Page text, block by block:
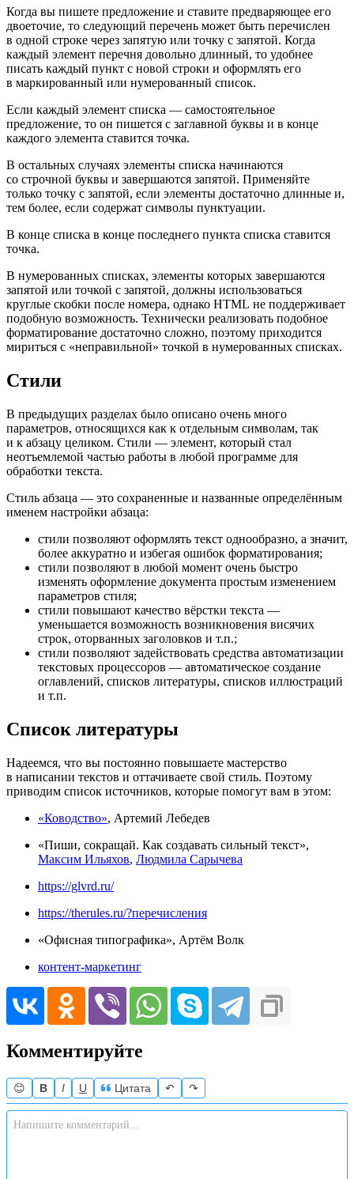
Когда вы пишете предложение и ставите предваряющее его
двоеточие, то следующий перечень может быть перечислен
в одной строке через запятую или точку с запятой. Когда
каждый элемент перечня довольно длинный, то удобнее
писать каждый пункт с новой строки и оформлять его
в маркированный или нумерованный список.
Если каждый элемент списка — самостоятельное
предложение, то он пишется с заглавной буквы и в конце
каждого элемента ставится точка.
В остальных случаях элементы списка начинаются
со строчной буквы и завершаются запятой. Применяйте
только точку с запятой, если элементы достаточно длинные и,
тем более, если содержат символы пунктуации.
В конце списка в конце последнего пункта списка ставится
точка.
В нумерованных списках, элементы которых завершаются
запятой или точкой с запятой, должны использоваться
круглые скобки после номера, однако HTML не поддерживает
подобную возможность. Технически реализовать подобное
форматирование достаточно сложно, поэтому приходится
мириться с «неправильной» точкой в нумерованных списках.
Стили
В предыдущих разделах было описано очень много
параметров, относящихся как к отдельным символам, так
и к абзацу целиком. Стили — элемент, который стал
неотъемлемой частью работы в любой программе для
обработки текста.
Стиль абзаца — это сохраненные и названные определённым
именем настройки абзаца:
стили позволяют оформлять текст однообразно, а значит,
более аккуратно и избегая ошибок форматирования;
стили позволяют в любой момент очень быстро
изменять оформление документа простым изменением
параметров стиля;
стили повышают качество вёрстки текста —
уменьшается возможность возникновения висячих
строк, оторванных заголовков и т.п.;
стили позволяют задействовать средства автоматизации
текстовых процессоров — автоматическое создание
оглавлений, списков литературы, списков иллюстраций
и т.п.
Список литературы
Надеемся, что вы постоянно повышаете мастерство
в написании текстов и оттачиваете свой стиль. Поэтому
приводим список источников, которые помогут вам в этом:
«Ководство», Артемий Лебедев
«Пиши, сокращай. Как создавать сильный текст»,
Максим Ильяхов, Людмила Сарычева
https://glvrd.ru/
https://therules.ru/?перечисления
«Офисная типографика», Аpтём Волк
контент-маркетинг
Комментируйте
😊 B I U Цитата ↶ ↷